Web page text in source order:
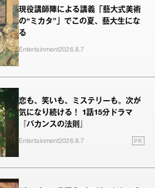
現役講師陣による講義「藝大式美術
の“ミカタ”」でこの夏、藝大生にな
る
Entertainment2026.8.7
恋も、笑いも、ミステリーも。次が
気になり続ける！ 1話15分ドラマ
『バカンスの法則』
Entertainment2026.8.7 PR